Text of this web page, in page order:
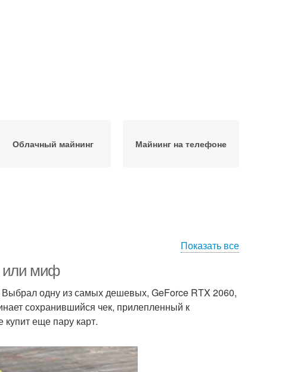
Облачный майнинг Майнинг на телефоне
Показать все
или миф
одну из самых дешевых, GeForce RTX 2060,
сохранившийся чек, прилепленный к
купит еще пару карт.